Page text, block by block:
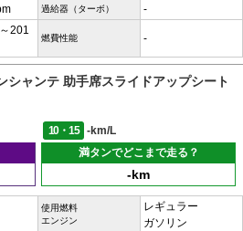
過給器（ターボ） -
201
燃費性能 -
シャンテ 助手席スライドアップシート
10・15
-km/L
満タンでどこまで走る？
-km
使用燃料
エンジン
レギュラー
ガソリン